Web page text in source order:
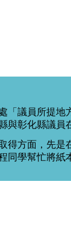
「議員所提
與彰化縣議員
得方面，先
同學幫忙將紙